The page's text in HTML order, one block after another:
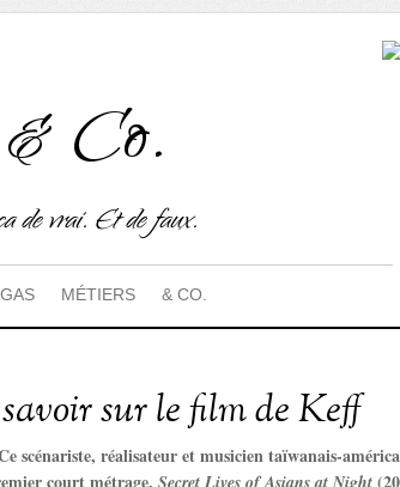
Co.
de vrai. Et de faux.
MÉTIERS & CO.
sur le film de Keff
scénariste, réalisateur et musicien taïwanais-
court métrage, Secret Lives of Asians at Night